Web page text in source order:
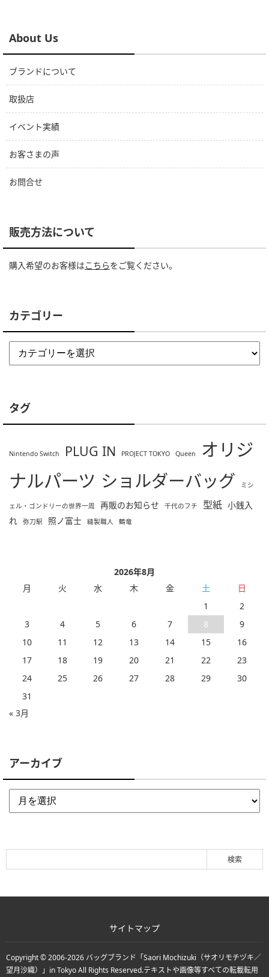
About Us
ブランドについて
取扱店
イベント実績
お客さまの声
お問合せ
販売方法について
購入希望のお客様はこちらをご覧ください。
カテゴリー
タグ
Nintendo Switch PLUG IN PROJECT TOKYO Queen
オリジ
ナルパーツ ショルダーバッグ ミシ
ェル・ゴンドリーの世界一周 再販のお知らせ 千代のフチ 型紙 小銭入
れ
弥刀駅 照ノ富士 縫製職人 鶴竜
2026年8月
月
火 水 木 金 土
日
1
2
3
4 5 6 7 8
9
10
11 12 13 14 15
16
17
18 19 20 21 22
23
24
25 26 27 28 29
30
31
« 3月
アーカイブ
サイトマップ
Copyright © 2006-2026 バッグブランド「Saori Mochizuki（サオリモチヅキ／
望月沙織）」in TokyoAll Rights Reserved.テキストや画像等すべての転載転用